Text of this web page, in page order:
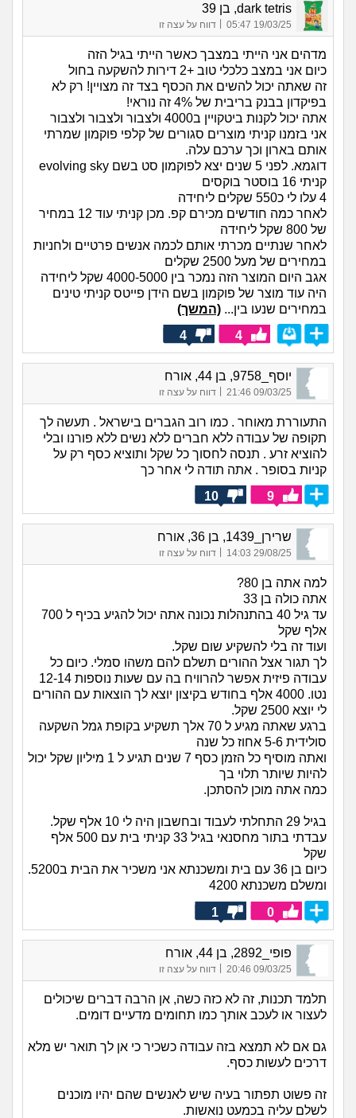
dark tetris, בן 39
19/03/25 05:47
| דווח על עצה זו
מדהים אני הייתי במצבך כאשר הייתי בגיל הזה
כיום אני במצב כלכלי טוב +2 דירות להשקעה בחול
זה שאתה יכול להשים את הכסף בצד זה מצויין! רק לא
בפיקדון בבנק בריבית של 4% זה נוראי!
אתה יכול לקנות ביטקויין ב4000 ולצבור ולצבור ולצבור
אני בזמנו קניתי מוצרים סגורים של קלפי פוקמון שמרתי
אותם בארון וכך ערכם עלה.
דוגמא. לפני 5 שנים יצא לפוקמון סט בשם evolving sky
קניתי 16 בוסטר בוקסים
4 עלו לי כ550 שקלים ליחידה
לאחר כמה חודשים מכירם קפ. מכן קניתי עוד 12 במחיר
של 800 שקל ליחידה
לאחר שנתיים מכרתי אותם לכמה אנשים פרטיים ולחניות
במחירים של מעל 2500 שקלים
אגב היום המוצר הזה נמכר בין 4000-5000 שקל ליחידה
היה עוד מוצר של פוקמון בשם הידן פייטס קניתי טינים
במחירים שנעו בין... (המשך)
4
4
יוסף_9758, בן 44, אורח
09/03/25 21:46 דווח על עצה זו
התעוררת מאוחר . כמו רוב הגברים בישראל . תעשה לך
תקופה של עבודה ללא חברים ללא נשים ללא פורנו ובלי
להוציא זרע . תנסה לחסוך כל שקל ותוציא כסף רק על
קניות בסופר . אתה תודה לי אחר כך
9
10
שרירן_1439, בן 36, אורח
29/08/25 14:03 דווח על עצה זו
למה אתה בן 80?
אתה כולה בן 33
עד גיל 40 בהתנהלות נכונה אתה יכול להגיע בכיף ל 700
אלף שקל
ועוד זה בלי להשקיע שום שקל.
לך תגור אצל ההורים תשלם להם משהו סמלי. כיום כל
עבודה פיזית אפשר להרוויח בה עם שעות נוספות 12-14
נטו. 4000 אלף בחודש בקיצון יוצא לך הוצאות עם ההורים
לי יוצא 2500 שקל.
ברגע שאתה מגיע ל 70 אלך תשקיע בקופת גמל השקעה
סולידית 5-6 אחוז כל שנה
ואתה מוסיף כל הזמן כסף 7 שנים תגיע ל 1 מיליון שקל יכול
להיות שיותר תלוי בך
כמה אתה מוכן להסתכן.
בגיל 29 התחלתי לעבוד ובחשבון היה לי 10 אלף שקל.
עבדתי בתור מחסנאי בגיל 33 קניתי בית עם 500 אלף
שקל
כיום בן 36 עם בית ומשכנתא אני משכיר את הבית ב5200.
ומשלם משכנתא 4200
0
1
פופי_2892, בן 44, אורח
09/03/25 20:46
| דווח על עצה זו
תלמד תכנות, זה לא כזה כשה, אן הרבה דברים שיכולים
לעצור או לעכב אותך כמו תחומים מדעיים דומים.
גם אם לא תמצא בזה עבודה כשכיר כי אן לך תואר יש מלא
דרכים לעשות כסף.
זה פשוט תפתור בעיה שיש לאנשים שהם יהיו מוכנים
לשלם עליה בכמעט נואשות.